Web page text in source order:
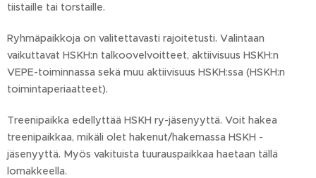
tiistaille tai torstaille.
Ryhmäpaikkoja on valitettavasti rajoitetusti. Valintaan
vaikuttavat HSKH:n talkoovelvoitteet, aktiivisuus HSKH:n
VEPE-toiminnassa sekä muu aktiivisuus HSKH:ssa (HSKH:n
toimintaperiaatteet).
Treenipaikka edellyttää HSKH ry-jäsenyyttä. Voit hakea
treenipaikkaa, mikäli olet hakenut/hakemassa HSKH -
jäsenyyttä. Myös vakituista tuurauspaikkaa haetaan tällä
lomakkeella.